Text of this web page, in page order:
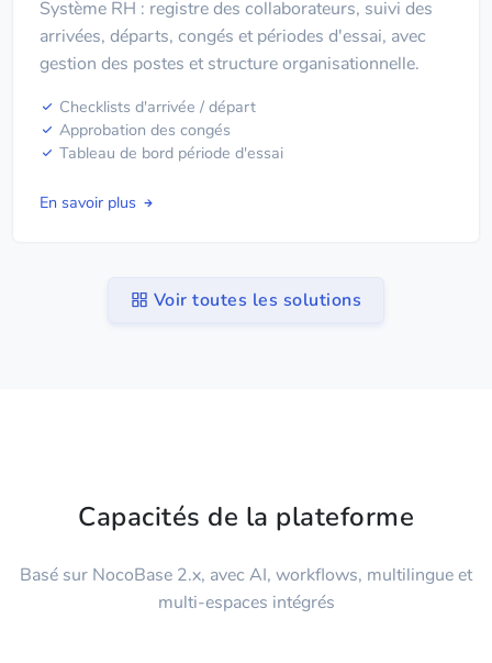
Système RH : registre des collaborateurs, suivi des
arrivées, départs, congés et périodes d'essai, avec
gestion des postes et structure organisationnelle.
Checklists d'arrivée / départ
Approbation des congés
Tableau de bord période d'essai
En savoir plus
Voir toutes les solutions
Capacités de la plateforme
Basé sur NocoBase 2.x, avec AI, workflows, multilingue et
multi-espaces intégrés